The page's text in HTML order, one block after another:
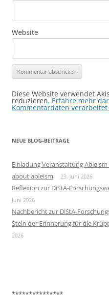
Website
Diese Website verwendet
reduzieren. Erfahre mehr
Kommentardaten
NEUE BLOG-BEITRÄGE
Einladung Veranstaltung
about ableism
23. Juni 2026
Reflexion zur DiStA-
Juni 2026
Nachbericht zur DiStA-
Stein der Erinnerung für die
2026
***************